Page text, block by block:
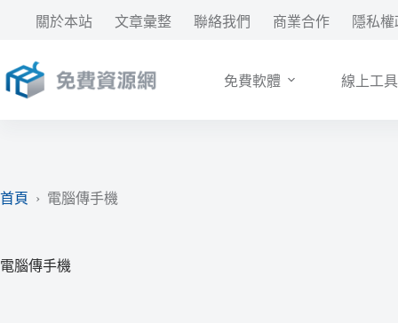
要
內
關於本站 文章彙整 聯絡我們 商業合作 隱私
免費軟體 線上工具
首頁 › 電腦傳手機
電腦傳手機